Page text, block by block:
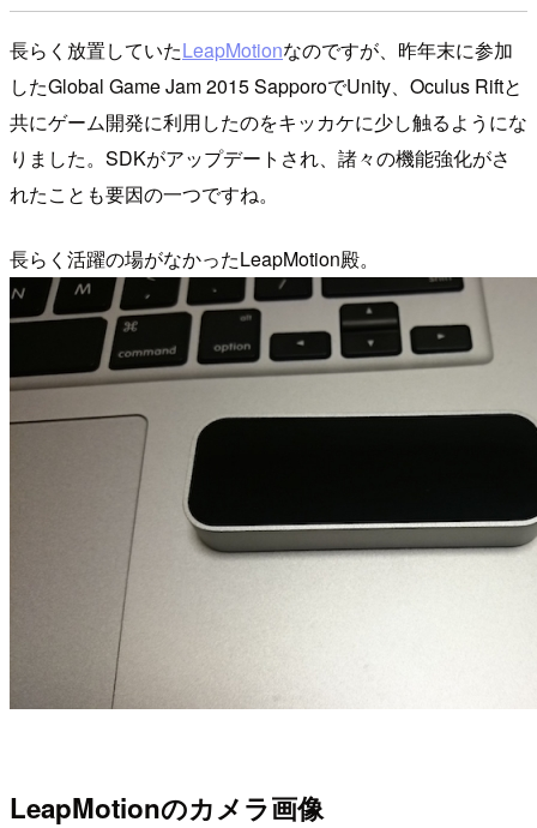
長らく放置していたLeapMotionなのですが、昨年末に参加
したGlobal Game Jam 2015 SapporoでUnity、Oculus Riftと
共にゲーム開発に利用したのをキッカケに少し触るようにな
りました。SDKがアップデートされ、諸々の機能強化がさ
れたことも要因の一つですね。
長らく活躍の場がなかったLeapMotion殿。
LeapMotionのカメラ画像